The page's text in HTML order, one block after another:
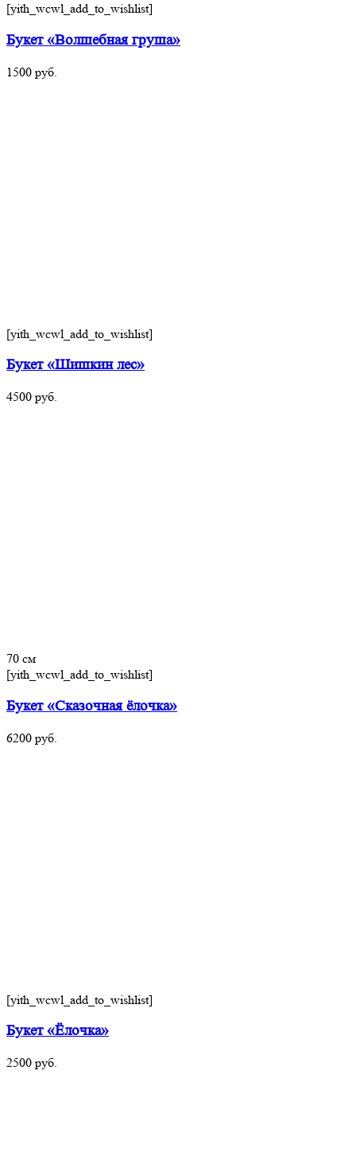
[yith_wcwl_add_to_wishlist]
Букет «Волшебная груша»
1500 руб.
[yith_wcwl_add_to_wishlist]
Букет «Шишкин лес»
4500 руб.
70 см
[yith_wcwl_add_to_wishlist]
Букет «Сказочная ёлочка»
6200 руб.
[yith_wcwl_add_to_wishlist]
Букет «Ёлочка»
2500 руб.